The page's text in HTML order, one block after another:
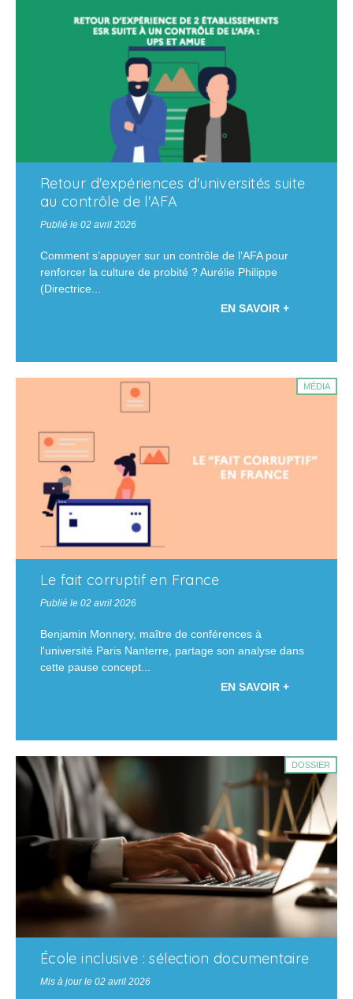
Retour d'expériences d'universités suite
au contrôle de l'AFA
Publié le 02 avril 2026
Comment s’appuyer sur un contrôle de l’AFA pour
renforcer la culture de probité ? Aurélie Philippe
(Directrice...
EN SAVOIR +
MÉDIA
Le fait corruptif en France
Publié le 02 avril 2026
Benjamin Monnery, maître de conférences à
l'université Paris Nanterre, partage son analyse dans
cette pause concept...
EN SAVOIR +
DOSSIER
École inclusive : sélection documentaire
Mis à jour le 02 avril 2026